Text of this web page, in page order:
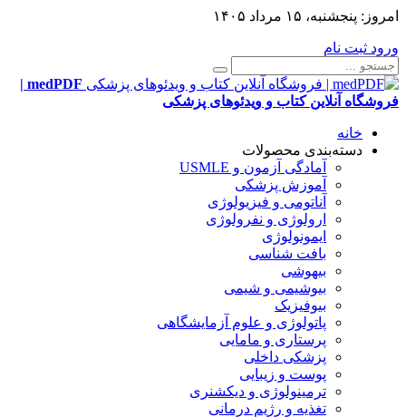
امروز: پنجشنبه، ۱۵ مرداد ۱۴۰۵
ورود ثبت نام
medPDF |
فروشگاه آنلاین کتاب و ویدئوهای پزشکی
خانه
دسته‌بندی محصولات
آمادگی آزمون و USMLE
آموزش پزشکی
آناتومی و فیزیولوژی
ارولوژی و نفرولوژی
ایمونولوژی
بافت شناسی
بیهوشی
بیوشیمی و شیمی
بیوفیزیک
پاتولوژی و علوم آزمایشگاهی
پرستاری و مامایی
پزشکی داخلی
پوست و زیبایی
ترمینولوژی و دیکشنری
تغذیه و رژیم درمانی